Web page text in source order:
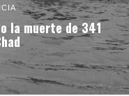
la muerte de 341